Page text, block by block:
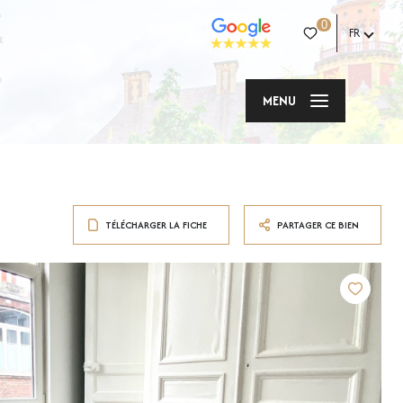
0 FR
MENU
TÉLÉCHARGER LA FICHE PARTAGER CE BIEN